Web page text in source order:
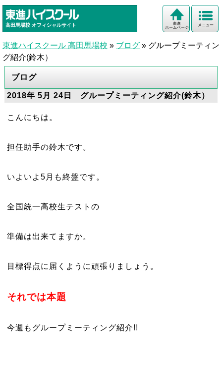
高田馬場校 オフィシャルサイト メニュー
東進
ホームページ
東進ハイスクール 高田馬場校 » ブログ » グループミーティン
グ紹介(鈴木）
ブログ
2018年 5月 24日 グループミーティング紹介(鈴木）
こんにちは。
担任助手の鈴木です。
いよいよ5月も終盤です。
全国統一高校生テストの
準備は出来てますか。
目標得点に届くように頑張りましょう。
それでは本題
今週もグループミーティング紹介!!